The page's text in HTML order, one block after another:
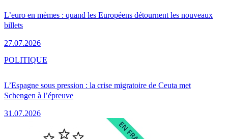
L’euro en mèmes : quand les Européens détournent les nouveaux
billets
27.07.2026
L’Espagne sous pression : la crise migratoire de Ceuta met
Schengen à l’épreuve
31.07.2026
POLITIQUE